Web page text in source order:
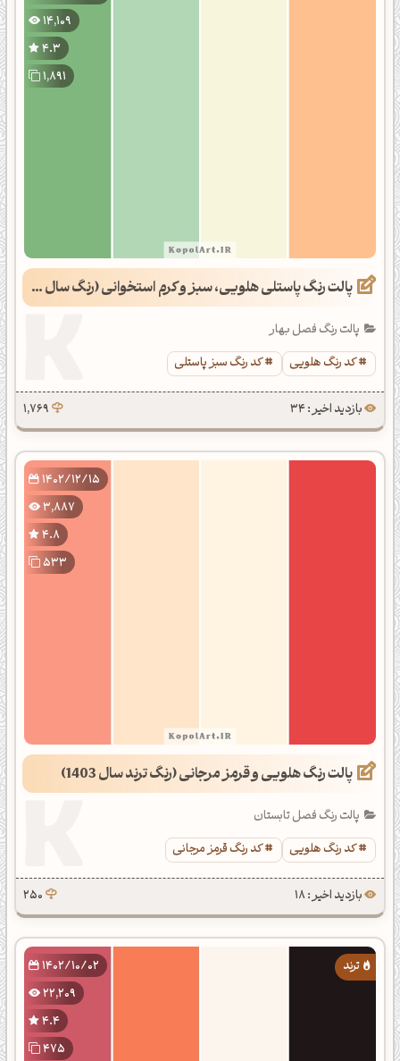
14,109
4.3
1,891
پالت رنگ پاستلی هلویی، سبز و کرم استخوانی (رنگ سال 1403)
پالت رنگ فصل بهار
کد رنگ هلویی
کد رنگ سبز پاستلی
بازدید اخیر : 34 1,769
1402/12/15
3,887
4.8
533
پالت رنگ هلویی و قرمز مرجانی (رنگ ترند سال 1403)
پالت رنگ فصل تابستان
کد رنگ هلویی
کد رنگ قرمز مرجانی
بازدید اخیر : 18 250
1402/10/02
22,209
4.4
475